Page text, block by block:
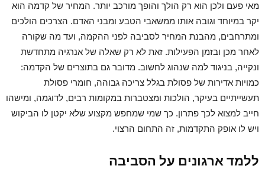
מאי פעם ולכן הוא רק הולך והופך מורכב יותר. המחיר של קדמה הוא
יקר במיוחד וגובה אותו ממשאבי הטבע ומבני האדם. הצרכים הולכים
ומתרחבים, מהבנת המחיר לסביבה לפני ההקמה, ועד מה שקורה
לאחר מכן ובזמן הפעילות. זאת לא רק שאלה של אנרגיה מתחדשת
ונקייה, בניגוד למה שנהוג לחשוב. מדובר גם בתוצרים של הקדמה:
כמויות אדירות של פסולת בגלל צריכה גבוהה, חומרי פסולת
תעשייתיים בעיקר, הולכות ומצטברות במקומות רבים, לדוגמה, ומישהו
חייב למצוא לכך פתרון. כך שמי שמחפש מקצוע שלא יקטן לו הביקוש
ויש לו אופק התקדמות, זה התחום הרצוי.
ללמד ארגונים על הסביבה